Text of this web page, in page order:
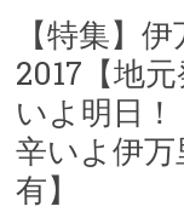
【特集】
2017【地
いよ明日
辛いよ伊
有】